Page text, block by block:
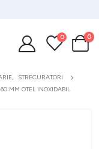
0 0
,
STRECURATORI
MM OTEL INOXIDABIL